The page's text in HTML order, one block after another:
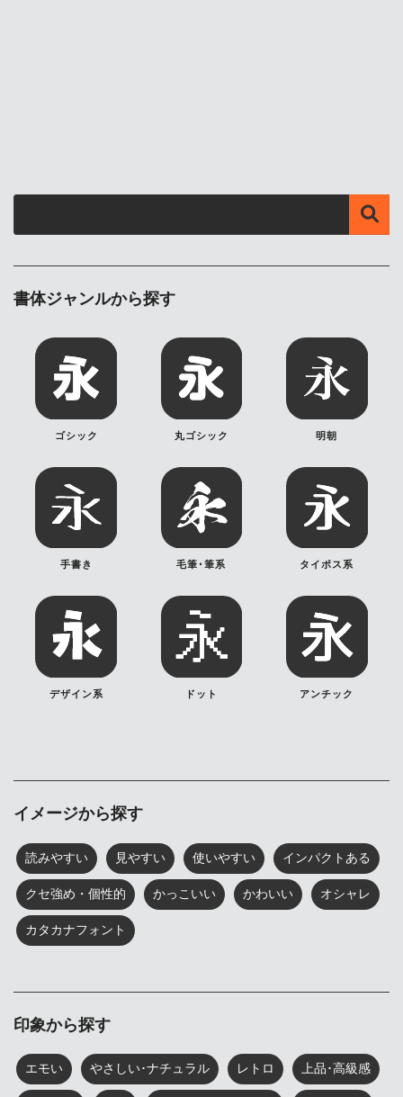
書体ジャンルから探す
ゴシック 丸ゴシック 明朝
手書き 毛筆･筆系 タイポス系
デザイン系 ドット アンチック
イメージから探す
読みやすい 見やすい 使いやすい インパクトある
クセ強め・個性的 かっこいい かわいい オシャレ
カタカナフォント
印象から探す
エモい やさしい･ナチュラル レトロ 上品･高級感